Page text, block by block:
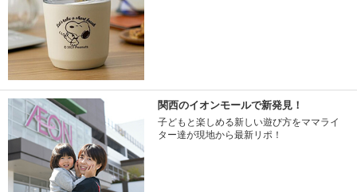
関西のイオンモールで新発見！
子どもと楽しめる新しい遊び方をママライ
ター達が現地から最新リポ！